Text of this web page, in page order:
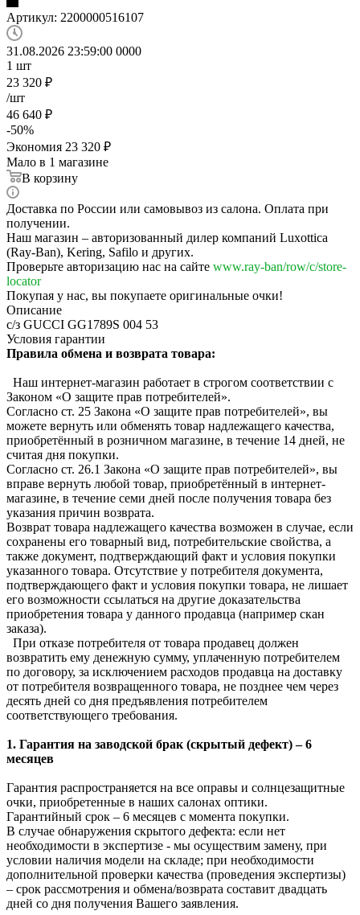
Артикул: 2200000516107
31.08.2026 23:59:00 0000
1 шт
23 320 ₽
/шт
46 640 ₽
-50%
Экономия 23 320 ₽
Мало в 1 магазине
В корзину
Доставка по России или самовывоз из салона. Оплата при
получении.
Наш магазин – авторизованный дилер компаний Luxottica
(Ray-Ban), Kering, Safilo и других.
Проверьте авторизацию нас на сайте www.ray-ban/row/c/store-
locator
Покупая у нас, вы покупаете оригинальные очки!
Описание
с/з GUCCI GG1789S 004 53
Условия гарантии
Правила обмена и возврата товара:
Наш интернет-магазин работает в строгом соответствии с
Законом «О защите прав потребителей».
Согласно ст. 25 Закона «О защите прав потребителей», вы
можете вернуть или обменять товар надлежащего качества,
приобретённый в розничном магазине, в течение 14 дней, не
считая дня покупки.
Согласно ст. 26.1 Закона «О защите прав потребителей», вы
вправе вернуть любой товар, приобретённый в интернет-
магазине, в течение семи дней после получения товара без
указания причин возврата.
Возврат товара надлежащего качества возможен в случае, если
сохранены его товарный вид, потребительские свойства, а
также документ, подтверждающий факт и условия покупки
указанного товара. Отсутствие у потребителя документа,
подтверждающего факт и условия покупки товара, не лишает
его возможности ссылаться на другие доказательства
приобретения товара у данного продавца (например скан
заказа).
При отказе потребителя от товара продавец должен
возвратить ему денежную сумму, уплаченную потребителем
по договору, за исключением расходов продавца на доставку
от потребителя возвращенного товара, не позднее чем через
десять дней со дня предъявления потребителем
соответствующего требования.
1. Гарантия на заводской брак (скрытый дефект) – 6
месяцев
Гарантия распространяется на все оправы и солнцезащитные
очки, приобретенные в наших салонах оптики.
Гарантийный срок – 6 месяцев с момента покупки.
В случае обнаружения скрытого дефекта: если нет
необходимости в экспертизе - мы осуществим замену, при
условии наличия модели на складе; при необходимости
дополнительной проверки качества (проведения экспертизы)
– срок рассмотрения и обмена/возврата составит двадцать
дней со дня получения Вашего заявления.